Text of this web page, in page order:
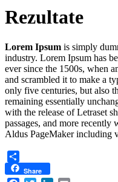
Rezultate
Lorem Ipsum is simply
industry. Lorem Ipsum has
ever since the 1500s, when
and scrambled it to make a
only five centuries, but also
remaining essentially
with the release of Letraset
passages, and more
Aldus PageMaker including
Share